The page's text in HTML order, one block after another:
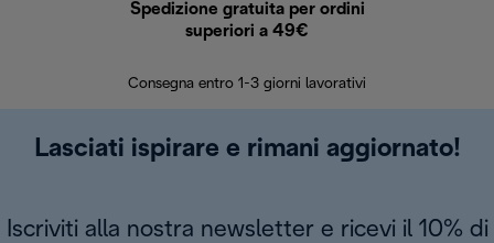
Spedizione gratuita per ordini
superiori a 49€
Consegna entro 1-3 giorni lavorativi
Lasciati ispirare e rimani aggiornato!
Iscriviti alla nostra newsletter e ricevi il 10% di